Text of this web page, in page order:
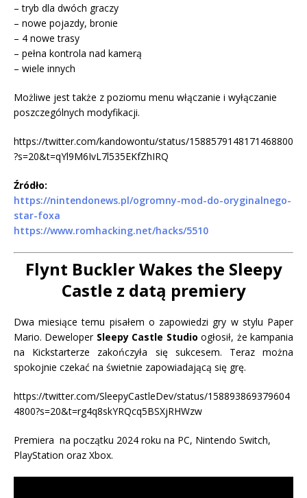
– tryb dla dwóch graczy
– nowe pojazdy, bronie
– 4 nowe trasy
– pełna kontrola nad kamerą
– wiele innych
Możliwe jest także z poziomu menu włączanie i wyłączanie
poszczególnych modyfikacji.
https://twitter.com/kandowontu/status/1588579148171468800
?s=20&t=qYl9M6IvL7l535EKfZhIRQ
Źródło:
https://nintendonews.pl/ogromny-mod-do-oryginalnego-
star-foxa
https://www.romhacking.net/hacks/5510
Flynt Buckler Wakes the Sleepy
Castle z datą premiery
Dwa miesiące temu pisałem o zapowiedzi gry w stylu Paper
Mario. Deweloper Sleepy Castle Studio ogłosił, że kampania
na Kickstarterze zakończyła się sukcesem. Teraz można
spokojnie czekać na świetnie zapowiadającą się grę.
https://twitter.com/SleepyCastleDev/status/158893869379604
4800?s=20&t=rg4q8skYRQcq5BSXjRHWzw
Premiera na początku 2024 roku na PC, Nintendo Switch,
PlayStation oraz Xbox.